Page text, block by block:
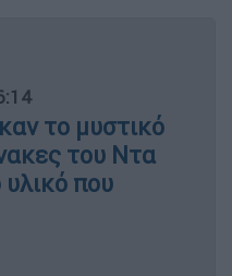
το μυστικό
του Ντα
υλικό που